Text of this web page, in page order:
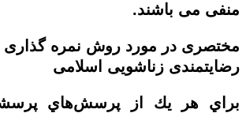
منفی می باشند.
مختصری در مورد روش نمره گذاری
رضایتمندی زناشویی اسلامی
براي هر يك از پرسش‌هاي